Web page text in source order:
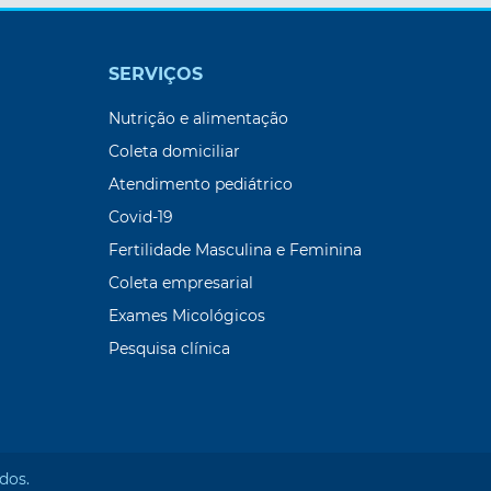
SERVIÇOS
Nutrição e alimentação
Coleta domiciliar
Atendimento pediátrico
Covid-19
Fertilidade Masculina e Feminina
Coleta empresarial
Exames Micológicos
Pesquisa clínica